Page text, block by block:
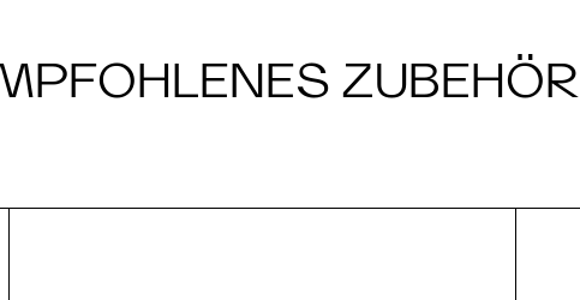
ZUBEHÖR